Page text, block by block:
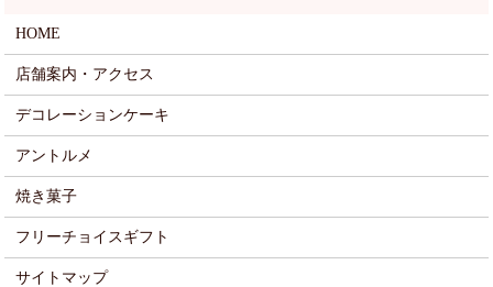
HOME
店舗案内・アクセス
デコレーションケーキ
アントルメ
焼き菓子
フリーチョイスギフト
サイトマップ